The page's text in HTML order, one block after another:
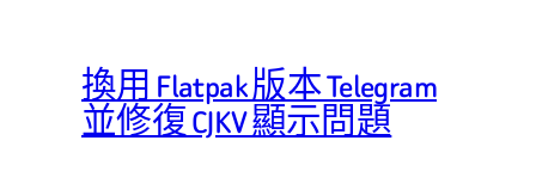
換用 Flatpak 版本 Telegram
並修復 CJKV 顯示問題